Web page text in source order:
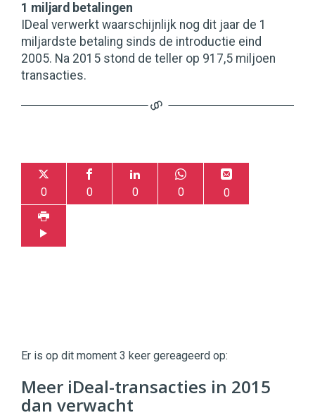
1 miljard betalingen
IDeal verwerkt waarschijnlijk nog dit jaar de 1
miljardste betaling sinds de introductie eind
2005. Na 2015 stond de teller op 917,5 miljoen
transacties.
0 0 0 0 0
|
Digital
Commercehttps://twinklemagazine.nl
9654
Er is op dit moment 3 keer gereageerd op:
Meer iDeal-transacties in 2015
dan verwacht